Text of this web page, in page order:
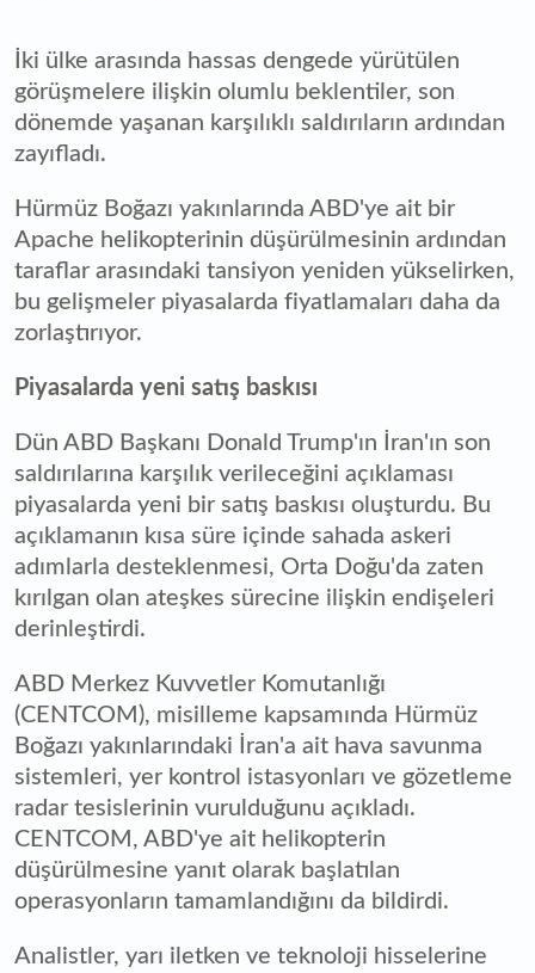
İki ülke arasında hassas dengede yürütülen
görüşmelere ilişkin olumlu beklentiler, son
dönemde yaşanan karşılıklı saldırıların ardından
zayıfladı.
Hürmüz Boğazı yakınlarında ABD'ye ait bir
Apache helikopterinin düşürülmesinin ardından
taraflar arasındaki tansiyon yeniden yükselirken,
bu gelişmeler piyasalarda fiyatlamaları daha da
zorlaştırıyor.
Piyasalarda yeni satış baskısı
Dün ABD Başkanı Donald Trump'ın İran'ın son
saldırılarına karşılık verileceğini açıklaması
piyasalarda yeni bir satış baskısı oluşturdu. Bu
açıklamanın kısa süre içinde sahada askeri
adımlarla desteklenmesi, Orta Doğu'da zaten
kırılgan olan ateşkes sürecine ilişkin endişeleri
derinleştirdi.
ABD Merkez Kuvvetler Komutanlığı
(CENTCOM), misilleme kapsamında Hürmüz
Boğazı yakınlarındaki İran'a ait hava savunma
sistemleri, yer kontrol istasyonları ve gözetleme
radar tesislerinin vurulduğunu açıkladı.
CENTCOM, ABD'ye ait helikopterin
düşürülmesine yanıt olarak başlatılan
operasyonların tamamlandığını da bildirdi.
Analistler, yarı iletken ve teknoloji hisselerine